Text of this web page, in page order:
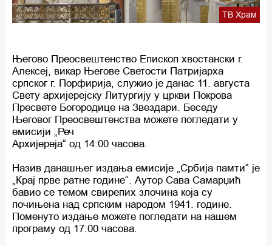
ТВ Храм
Његово Преосвештенство Епископ хвостански г.
Алексеј, викар Његове Светости Патријарха
српског г. Порфирија, служио је данас 11. августа
Свету архијерејску Литургију у цркви Покрова
Пресвете Богородице на Звездари. Беседу
Његовог Преосвештенства можете погледати у
емисији „Реч
Архијереја“ од 14:00 часова.
Назив данашњег издања емисије „Србија памти“ је
„Крај прве ратне године“. Аутор Сава Самарџић
бавио се темом свирепих злочина која су
почињена над српским народом 1941. године.
Поменуто издање можете погледати на нашем
програму од 17:00 часова.